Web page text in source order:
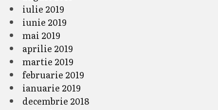
iulie 2019
iunie 2019
mai 2019
aprilie 2019
martie 2019
februarie 2019
ianuarie 2019
decembrie 2018